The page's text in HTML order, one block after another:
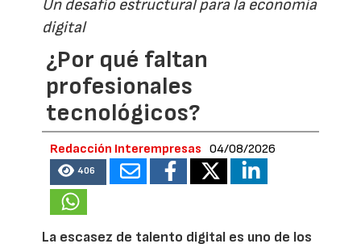
Un desafío estructural para la economía
digital
¿Por qué faltan
profesionales
tecnológicos?
Redacción Interempresas 04/08/2026
406
La escasez de talento digital es uno de los